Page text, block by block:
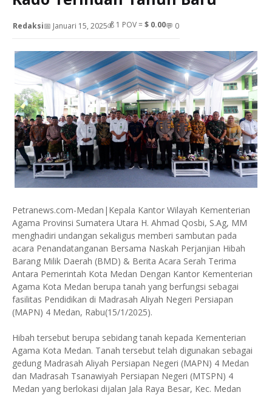
Redaksi📅 Januari 15, 2025💰 1 POV = $ 0.00💬 0
Petranews.com-Medan|Kepala Kantor Wilayah Kementerian
Agama Provinsi Sumatera Utara H. Ahmad Qosbi, S.Ag, MM
menghadiri undangan sekaligus memberi sambutan pada
acara Penandatanganan Bersama Naskah Perjanjian Hibah
Barang Milik Daerah (BMD) & Berita Acara Serah Terima
Antara Pemerintah Kota Medan Dengan Kantor Kementerian
Agama Kota Medan berupa tanah yang berfungsi sebagai
fasilitas Pendidikan di Madrasah Aliyah Negeri Persiapan
(MAPN) 4 Medan, Rabu(15/1/2025).
Hibah tersebut berupa sebidang tanah kepada Kementerian
Agama Kota Medan. Tanah tersebut telah digunakan sebagai
gedung Madrasah Aliyah Persiapan Negeri (MAPN) 4 Medan
dan Madrasah Tsanawiyah Persiapan Negeri (MTSPN) 4
Medan yang berlokasi dijalan Jala Raya Besar, Kec. Medan